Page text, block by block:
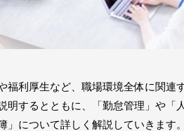
福利厚生など、職場環境全体に関連
明するとともに、「勤怠管理」や「
について詳しく解説していきます。